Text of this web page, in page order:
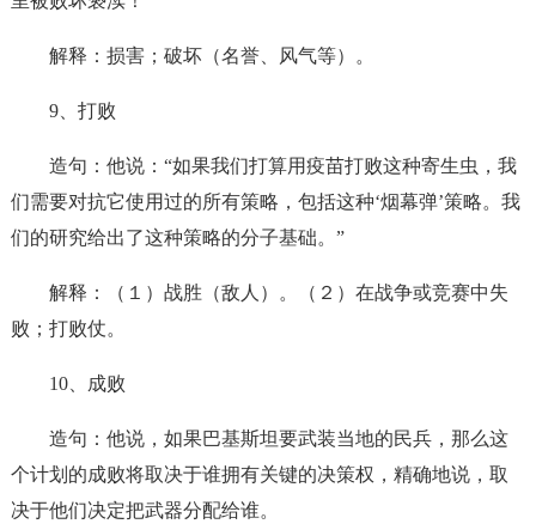
解释：损害；破坏（名誉、风气等）。
9、打败
造句：他说：“如果我们打算用疫苗打败这种寄生虫，我
们需要对抗它使用过的所有策略，包括这种‘烟幕弹’策略。我
们的研究给出了这种策略的分子基础。”
解释：（１）战胜（敌人）。（２）在战争或竞赛中失
败；打败仗。
10、成败
造句：他说，如果巴基斯坦要武装当地的民兵，那么这
个计划的成败将取决于谁拥有关键的决策权，精确地说，取
决于他们决定把武器分配给谁。